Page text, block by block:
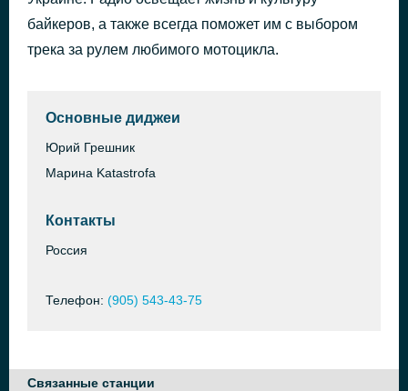
байкеров, а также всегда поможет им с выбором
трека за рулем любимого мотоцикла.
Основные диджеи
Юрий Грешник
Марина Katastrofa
Контакты
Россия
Телефон: (905) 543-43-75
Связанные станции